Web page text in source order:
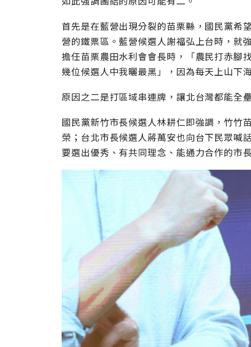
首先是在藍營出現分裂的苗栗縣，國民黨希
營的鐵票區。藍營候選人謝福弘上台時，就
擔任苗栗農田水利會會長時，「農民打赤腳
幾位候選人中我曬最黑」，因為每天上山下
原因之二是打區域串連牌，讓北台灣都能全
國民黨新竹市長候選人林耕仁即強調，竹竹
榮；台北市長候選人蔣萬安也向台下民眾喊
要選出優秀、有共同理念、能通力合作的市